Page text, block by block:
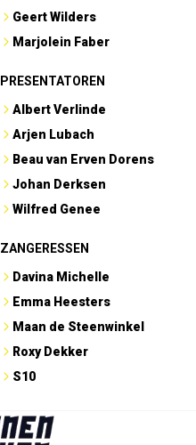
Geert Wilders
Marjolein Faber
PRESENTATOREN
Albert Verlinde
Arjen Lubach
Beau van Erven Dorens
Johan Derksen
Wilfred Genee
ZANGERESSEN
Davina Michelle
Emma Heesters
Maan de Steenwinkel
Roxy Dekker
S10